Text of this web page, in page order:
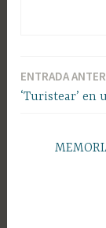
ENTRADA
‘Turistear’ en